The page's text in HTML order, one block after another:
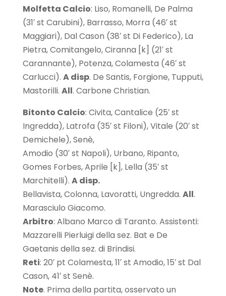
Molfetta Calcio: Liso, Romanelli, De Palma
(31′ st Carubini), Barrasso, Morra (46′ st
Maggiari), Dal Cason (38′ st Di Federico), La
Pietra, Comitangelo, Ciranna [k] (21′ st
Carannante), Potenza, Colamesta (46′ st
Carlucci). A disp. De Santis, Forgione, Tupputi,
Mastorilli. All. Carbone Christian.
Bitonto Calcio: Civita, Cantalice (25′ st
Ingredda), Latrofa (35′ st Filoni), Vitale (20′ st
Demichele), Senè,
Amodio (30′ st Napoli), Urbano, Ripanto,
Gomes Forbes, Aprile [k], Lella (35′ st
Marchitelli). A disp.
Bellavista, Colonna, Lavoratti, Ungredda. All.
Marasciulo Giacomo.
Arbitro: Albano Marco di Taranto. Assistenti:
Mazzarelli Pierluigi della sez. Bat e De
Gaetanis della sez. di Brindisi.
Reti: 20′ pt Colamesta, 11′ st Amodio, 15′ st Dal
Cason, 41′ st Senè.
Note. Prima della partita, osservato un